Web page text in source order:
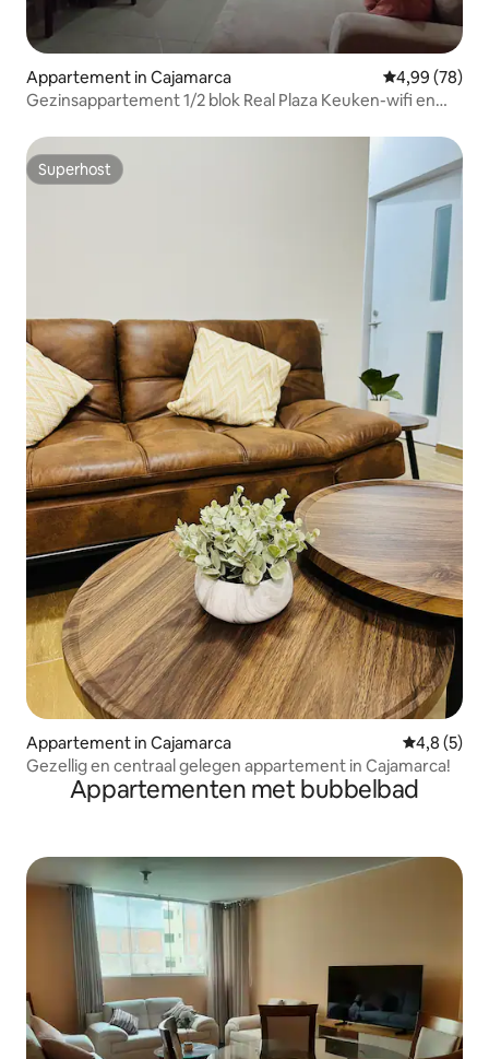
Appartement in Cajamarca Gemiddelde
4,99 (78)
Gezinsappartement 1/2 blok Real Plaza Keuken-wifi en
Superhost
Superhost
Appartement in Cajamarca
4,8 (5)
Gezellig en centraal gelegen appartement in Cajamarca!
Appartementen met bubbelbad